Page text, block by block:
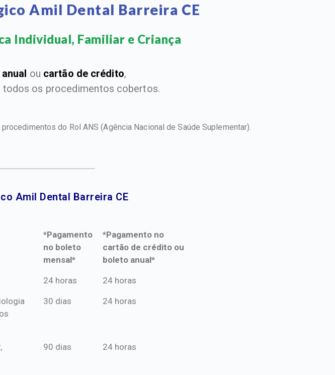
Amil Dental Barreira CE
Individual, Familiar e Criança​
ou cartão de crédito,
todos os procedimentos cobertos.
procedimentos do Rol ANS(Agência Nacional de Saúde Suplementar).
Amil Dental Barreira CE​
*Pagamento
no boleto
mensal*
*Pagamento no
cartão de crédito ou
boleto anual*
*Pagamento
mensal*
*Pagamento no
boleto anual*
24 horas 24 horas
30 dias 24 horas
90 dias 24 horas